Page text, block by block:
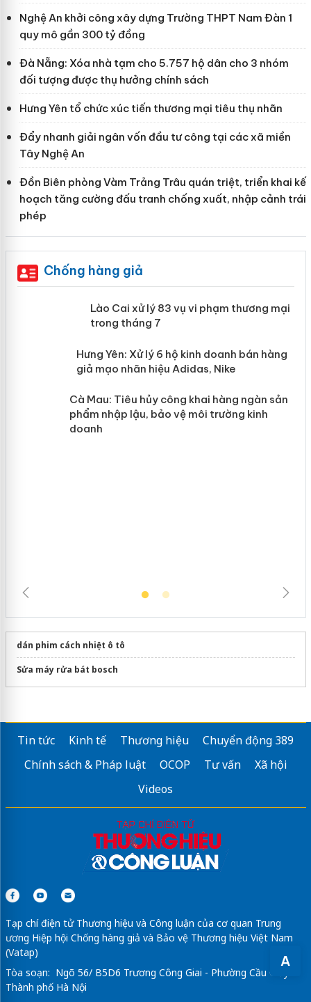
A
Nghệ An khởi công xây dựng Trường THPT Nam Đàn 1
quy mô gần 300 tỷ đồng
Đà Nẵng: Xóa nhà tạm cho 5.757 hộ dân cho 3 nhóm
đối tượng được thụ hưởng chính sách
Hưng Yên tổ chức xúc tiến thương mại tiêu thụ nhãn
Đẩy nhanh giải ngân vốn đầu tư công tại các xã miền
Tây Nghệ An
Đồn Biên phòng Vàm Trảng Trâu quán triệt, triển khai kế
hoạch tăng cường đấu tranh chống xuất, nhập cảnh trái
phép
Chống hàng giả
Lào Cai xử lý 83 vụ vi phạm thương
mại trong tháng 7
Hưng Yên: Xử lý 6 hộ kinh doanh bán
hàng giả mạo nhãn hiệu Adidas, Nike
dán phim cách nhiệt ô tô
Sửa máy rửa bát bosch
Tin tức Kinh tế Thương hiệu
Chuyển động 389
Chính sách & Pháp luật
OCOP Tư vấn
Xã hội
Videos
Tạp chí điện tử Thương hiệu và Công luận của cơ quan Trung
ương Hiệp hội Chống hàng giả và Bảo vệ Thương hiệu Việt Nam
(Vatap)
Tòa soạn: Ngõ 56/ B5D6 Trương Công Giai - Phường Cầu Giấy -
Thành phố Hà Nội